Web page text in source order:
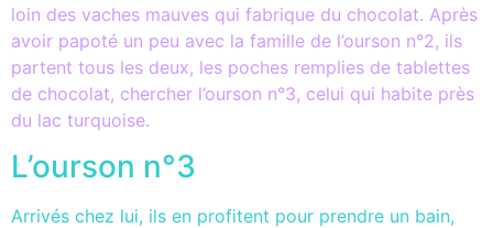
loin des vaches mauves qui fabrique du chocolat. Après
avoir papoté un peu avec la famille de l’ourson n°2, ils
partent tous les deux, les poches remplies de tablettes
de chocolat, chercher l’ourson n°3, celui qui habite près
du lac turquoise.
L’ourson n°3
Arrivés chez lui, ils en profitent pour prendre un bain,